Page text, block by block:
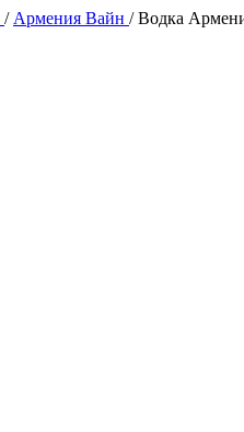
/ Армения Вайн /Водка